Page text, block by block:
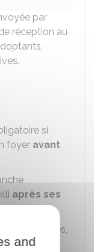
par
réception au
si
foyer avant
après ses
insuffisantes,
l'aide
and